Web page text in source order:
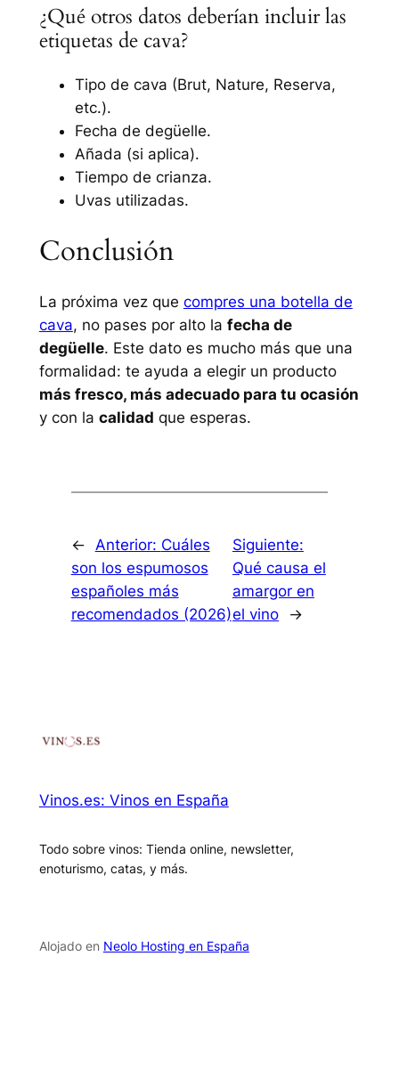
¿Qué otros datos deberían incluir las
etiquetas de cava?
Tipo de cava (Brut, Nature, Reserva,
etc.).
Fecha de degüelle.
Añada (si aplica).
Tiempo de crianza.
Uvas utilizadas.
Conclusión
La próxima vez que compres una botella de
cava, no pases por alto la fecha de
degüelle. Este dato es mucho más que una
formalidad: te ayuda a elegir un producto
más fresco, más adecuado para tu ocasión
y con la calidad que esperas.
← Anterior: Cuáles
son los espumosos
españoles más
recomendados (2026)
Siguiente:
Qué causa el
amargor en
el vino
→
Vinos.es: Vinos en España
Todo sobre vinos: Tienda online, newsletter,
enoturismo, catas, y más.
Alojado en Neolo Hosting en España